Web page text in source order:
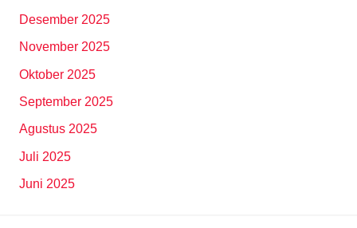
Desember 2025
November 2025
Oktober 2025
September 2025
Agustus 2025
Juli 2025
Juni 2025